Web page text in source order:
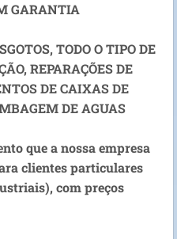
GARANTIA
TODO O TIPO DE
REPARAÇÕES DE
DE CAIXAS DE
DE AGUAS
que a nossa empresa
clientes particulares
com preços